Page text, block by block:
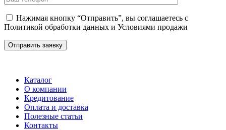
Нажимая кнопку “Отправить”, вы соглашаетесь с
Политикой обработки данных и Условиями продажи
Каталог
О компании
Кредитование
Оплата и доставка
Полезные статьи
Контакты